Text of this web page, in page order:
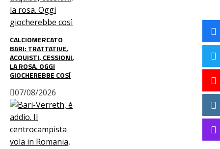
CALCIOMERCATO
BARI: TRATTATIVE,
ACQUISTI, CESSIONI,
LA ROSA. OGGI
GIOCHEREBBE COSÌ
07/08/2026